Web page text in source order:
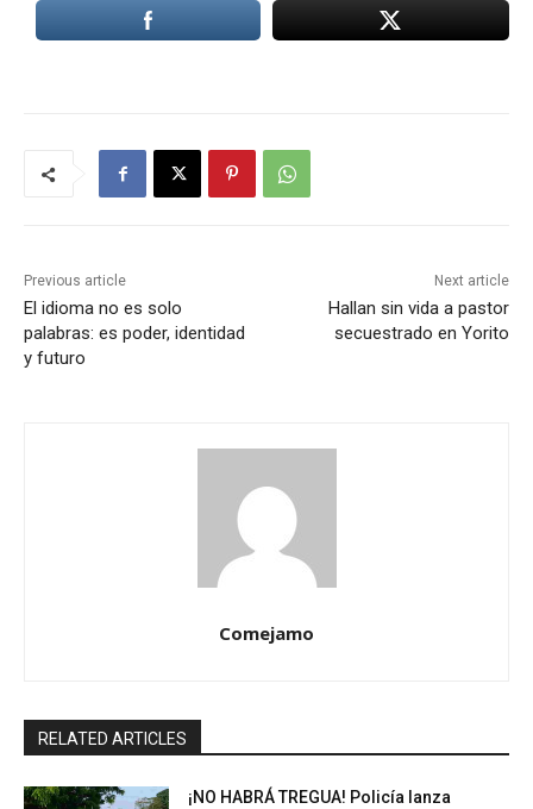
Previous article
El idioma no es solo
palabras: es poder, identidad
y futuro
Next article
Hallan sin vida a pastor
secuestrado en Yorito
Comejamo
RELATED ARTICLES
¡NO HABRÁ TREGUA! Policía lanza